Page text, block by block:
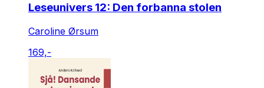
Leseunivers 12: Den forbanna stolen
Caroline Ørsum
169,-